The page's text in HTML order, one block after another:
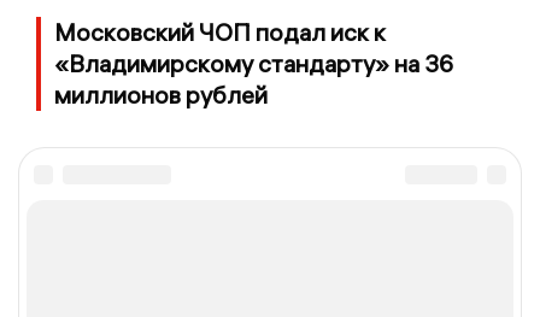
Московский ЧОП подал иск к
«Владимирскому стандарту» на 36
миллионов рублей